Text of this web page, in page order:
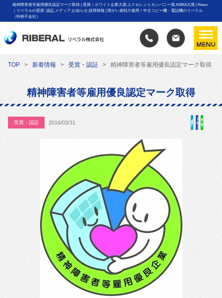
精神障害者等雇用優良認定マーク取得 | 受賞｜ホワイト企業大賞,エクセレントカンパニー賞,KAIKA大賞 | News
｜リベラルの受賞･認証,メディア,お知らせ,採用情報 | 障がい者戦力雇用！中古コピー機・電話機のリベラル
（特例子会社）
TOP 新着情報 受賞・認証 精神障害者等雇用優良認定マーク取得
精神障害者等雇用優良認定マーク取得
受賞・認証 2016/03/31